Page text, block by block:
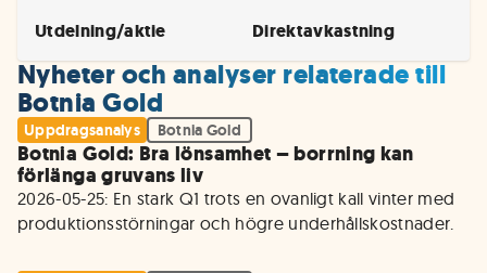
Utdelning/aktie Direktavkastning
Nyheter och analyser relaterade till
Botnia Gold
Uppdragsanalys Botnia Gold
Botnia Gold: Bra lönsamhet – borrning kan
förlänga gruvans liv
2026-05-25: En stark Q1 trots en ovanligt kall vinter med
produktionsstörningar och högre underhållskostnader.